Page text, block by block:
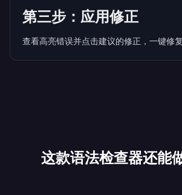
第三步：应用修正
查看高亮错误并点击建议的修正，一键修复
这款语法检查器还能